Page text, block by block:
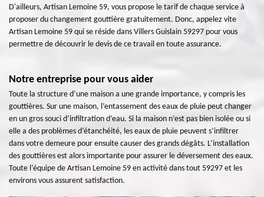
D'ailleurs, Artisan Lemoine 59, vous propose le tarif de chaque service à
proposer du changement gouttière gratuitement. Donc, appelez vite
Artisan Lemoine 59 qui se réside dans Villers Guislain 59297 pour vous
permettre de découvrir le devis de ce travail en toute assurance.
Notre entreprise pour vous aider
Toute la structure d’une maison a une grande importance, y compris les
gouttières. Sur une maison, l’entassement des eaux de pluie peut changer
en un gros souci d’infiltration d’eau. Si la maison n’est pas bien isolée ou si
elle a des problèmes d’étanchéité, les eaux de pluie peuvent s’infiltrer
dans votre demeure pour ensuite causer des grands dégâts. L’installation
des gouttières est alors importante pour assurer le déversement des eaux.
Toute l’équipe de Artisan Lemoine 59 en activité dans tout 59297 et les
environs vous assurent satisfaction.